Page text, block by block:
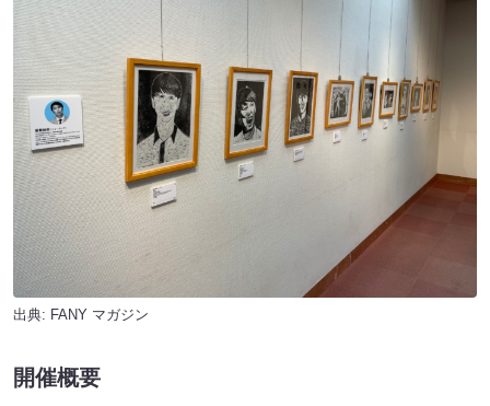
出典: FANY マガジン
開催概要